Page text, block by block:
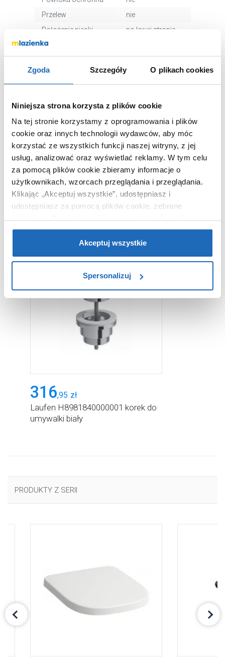
Zgoda Szczegóły O plikach cookies
Niniejsza strona korzysta z plików cookie
Na tej stronie korzystamy z oprogramowania i plików
cookie oraz innych technologii wydawców, aby móc
korzystać ze wszystkich funkcji naszej witryny, z jej
usług, analizować oraz wyświetlać reklamy. W tym celu
za pomocą plików cookie zbieramy informacje o
użytkownikach, wzorcach przeglądania i przeglądania.
Klikając „Akceptuj wszystkie”, udostępniasz i
udostępniasz za pomocą plików cookie, zebrane
partnerzy reklamowi.Jeśli chcesz, włącz „Tylko
wymagane pliki cookie”.Pamiętaj jednak, że
zablokowane niektóre pliki cookie mogą mieć wpływ na
Aby uzyskać więcej informacji na temat plików plików
cookie, kliknij „Ustawienia plików cookie”.
uzyskać więcej informacji na temat plików cookie i tego,
dlaczego ich przepisy, przejdź do zakładu „Informacje o
Akceptuj wszystkie
Spersonalizuj
Przelew
nie
Położenie niecki
umywalki
po lewej stronie
Wykończenie
połysk
opakowaniem
Waga z
opakowaniem
12,00 kg
Dane producenta Zobacz
WARTO DOKUPIĆ
316,95 zł
Laufen H8981840000001 korek do
umywalki biały
PRODUKTY Z SERII